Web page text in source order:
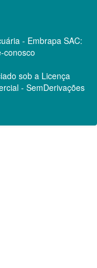
- Embrapa SAC:
conosco
sob a Licença
- SemDerivações